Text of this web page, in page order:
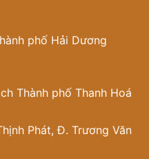
phố Hải Dương
Thành phố Thanh Hoá
Phát, Đ. Trương Văn